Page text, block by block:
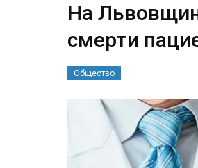
На
смерти
Общество